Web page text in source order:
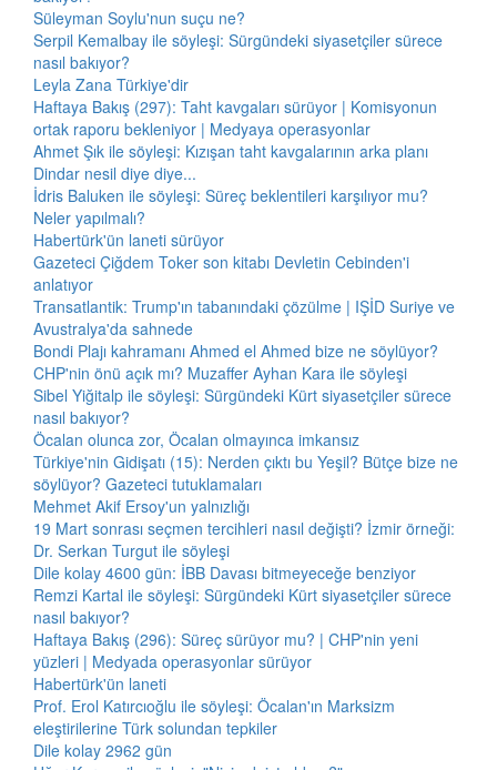
Süleyman Soylu'nun suçu ne?
Serpil Kemalbay ile söyleşi: Sürgündeki siyasetçiler sürece
nasıl bakıyor?
Leyla Zana Türkiye'dir
Haftaya Bakış (297): Taht kavgaları sürüyor | Komisyonun
ortak raporu bekleniyor | Medyaya operasyonlar
Ahmet Şık ile söyleşi: Kızışan taht kavgalarının arka planı
Dindar nesil diye diye...
İdris Baluken ile söyleşi: Süreç beklentileri karşılıyor mu?
Neler yapılmalı?
Habertürk'ün laneti sürüyor
Gazeteci Çiğdem Toker son kitabı Devletin Cebinden'i
anlatıyor
Transatlantik: Trump'ın tabanındaki çözülme | IŞİD Suriye ve
Avustralya'da sahnede
Bondi Plajı kahramanı Ahmed el Ahmed bize ne söylüyor?
CHP'nin önü açık mı? Muzaffer Ayhan Kara ile söyleşi
Sibel Yiğitalp ile söyleşi: Sürgündeki Kürt siyasetçiler sürece
nasıl bakıyor?
Öcalan olunca zor, Öcalan olmayınca imkansız
Türkiye'nin Gidişatı (15): Nerden çıktı bu Yeşil? Bütçe bize ne
söylüyor? Gazeteci tutuklamaları
Mehmet Akif Ersoy'un yalnızlığı
19 Mart sonrası seçmen tercihleri nasıl değişti? İzmir örneği:
Dr. Serkan Turgut ile söyleşi
Dile kolay 4600 gün: İBB Davası bitmeyeceğe benziyor
Remzi Kartal ile söyleşi: Sürgündeki Kürt siyasetçiler sürece
nasıl bakıyor?
Haftaya Bakış (296): Süreç sürüyor mu? | CHP'nin yeni
yüzleri | Medyada operasyonlar sürüyor
Habertürk'ün laneti
Prof. Erol Katırcıoğlu ile söyleşi: Öcalan'ın Marksizm
eleştirilerine Türk solundan tepkiler
Dile kolay 2962 gün